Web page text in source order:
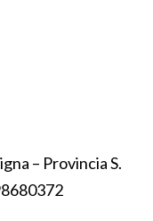
– Provincia S.